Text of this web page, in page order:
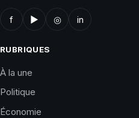
f ▶ ◎ in
RUBRIQUES
À la une
Politique
Économie